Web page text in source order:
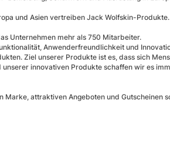
und Asien vertreiben Jack Wolfskin-Produkte.
Unternehmen mehr als 750 Mitarbeiter.
Anwenderfreundlichkeit und
Ziel unserer Produkte ist es, dass sich
innovativen Produkte schaffen wir es
attraktiven Angeboten und Gutscheinen